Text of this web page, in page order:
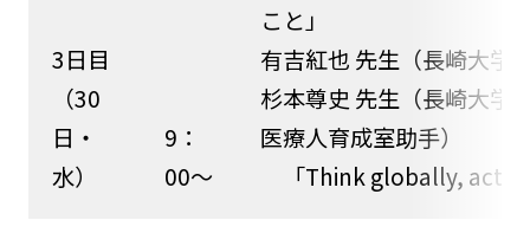
3日目
（30
日・
水）
9：
00～
こと」
有吉紅也 先生（長崎大学
杉本尊史 先生（長崎大学
医療人育成室助手）
「Think globally, act